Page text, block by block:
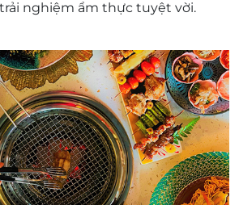
nghiệm ẩm thực tuyệt vời.